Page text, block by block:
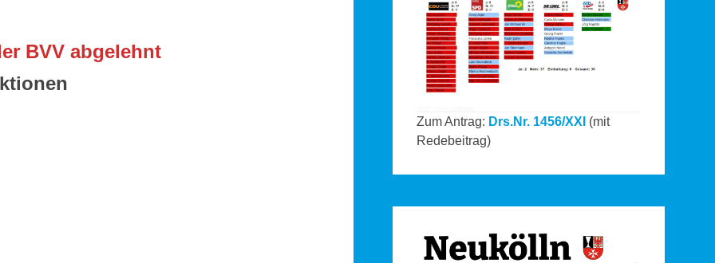
BVV abgelehnt
Zum Antrag: Drs.Nr. 1456/XXI (mit
Redebeitrag)